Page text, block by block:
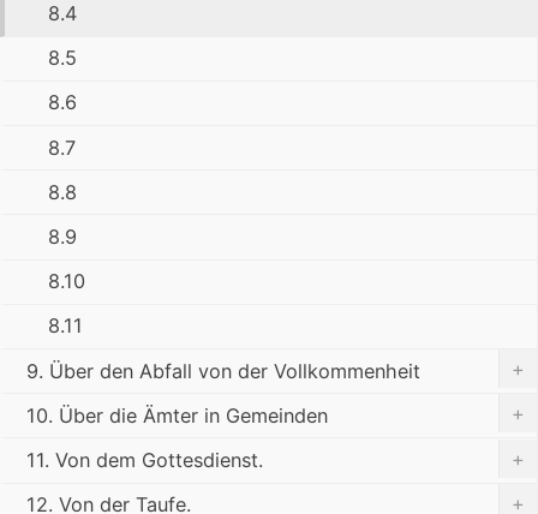
8.4
8.5
8.6
8.7
8.8
8.9
8.10
8.11
9. Über den Abfall von der Vollkommenheit
+
10. Über die Ämter in Gemeinden
+
11. Von dem Gottesdienst.
+
12. Von der Taufe.
+